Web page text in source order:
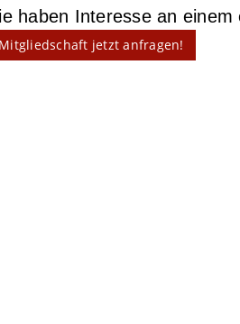
haben Interesse an
Mitgliedschaft jetzt anfragen!